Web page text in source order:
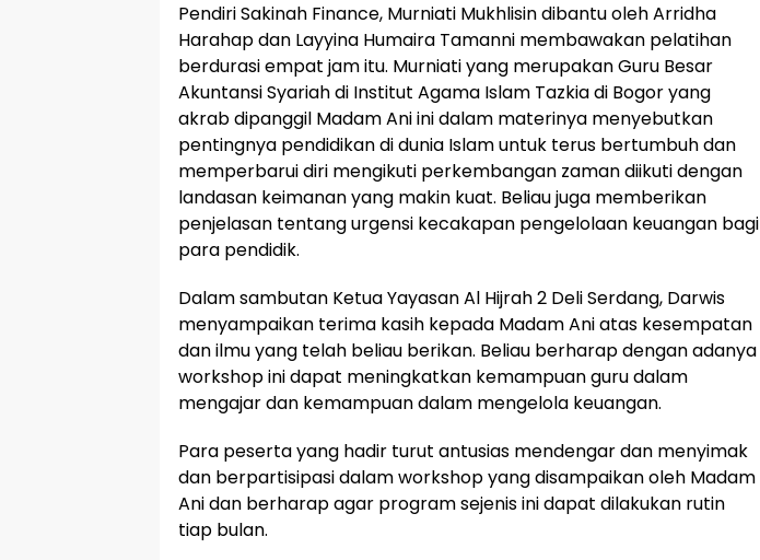
Pendiri Sakinah Finance, Murniati Mukhlisin dibantu oleh Arridha
Harahap dan Layyina Humaira Tamanni membawakan pelatihan
berdurasi empat jam itu. Murniati yang merupakan Guru Besar
Akuntansi Syariah di Institut Agama Islam Tazkia di Bogor yang
akrab dipanggil Madam Ani ini dalam materinya menyebutkan
pentingnya pendidikan di dunia Islam untuk terus bertumbuh dan
memperbarui diri mengikuti perkembangan zaman diikuti dengan
landasan keimanan yang makin kuat. Beliau juga memberikan
penjelasan tentang urgensi kecakapan pengelolaan keuangan bagi
para pendidik.
Dalam sambutan Ketua Yayasan Al Hijrah 2 Deli Serdang, Darwis
menyampaikan terima kasih kepada Madam Ani atas kesempatan
dan ilmu yang telah beliau berikan. Beliau berharap dengan adanya
workshop ini dapat meningkatkan kemampuan guru dalam
mengajar dan kemampuan dalam mengelola keuangan.
Para peserta yang hadir turut antusias mendengar dan menyimak
dan berpartisipasi dalam workshop yang disampaikan oleh Madam
Ani dan berharap agar program sejenis ini dapat dilakukan rutin
tiap bulan.